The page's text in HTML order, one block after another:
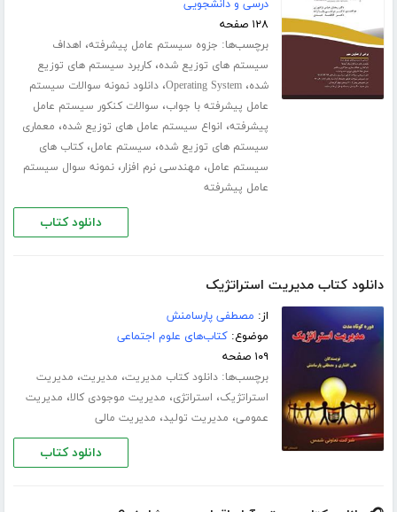
درسی و دانشجویی
۱۲۸ صفحه
برچسب‌ها: جزوه سیستم عامل پیشرفته، اهداف
سیستم های توزیع شده،کاربرد سیستم های توزیع
شده،Operating System،دانلود نمونه سوالات سیستم
عامل پیشرفته با جواب، سوالات کنکور سیستم عامل
پیشرفته، انواع سیستم عامل های توزیع شده، معماری
سیستم های توزیع شده، سیستم عامل،کتاب های
سیستم عامل، مهندسی نرم افزار،نمونه سوال سیستم
عامل پیشرفته
دانلود کتاب
دانلود کتاب مدیریت استراتژیک
از: مصطفی پارسامنش
موضوع:کتاب‌های علوم اجتماعی
۱۰۹ صفحه
برچسب‌ها:دانلود کتاب مدیریت، مدیریت، مدیریت
استراتژیک، استراتژی، مدیریت موجودی کالا، مدیریت
عمومی، مدیریت تولید، مدیریت مالی
دانلود کتاب